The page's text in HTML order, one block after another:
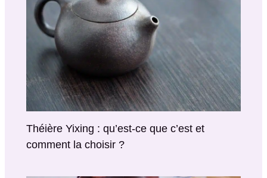
Théière Yixing : qu’est-ce que c’est et
comment la choisir ?